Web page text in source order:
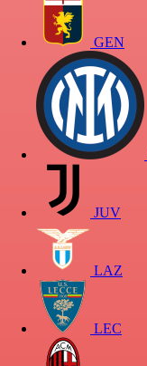
GEN
JUV
LAZ
LEC